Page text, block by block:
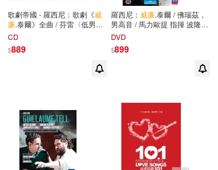
歌劇帝國 - 羅西尼：歌劇《威
廉.泰爾》全曲 / 芬雷〈低男中
音〉勒米厄〈女低音〉葉列娜.
斯特拉姆〈女高音〉約翰.奧斯
朋〈男高音〉卡頓〈男中音〉
馬修.羅斯〈男低音〉/ 帕帕諾
Antonio Pappano (3CD))
CD
$889
羅西尼： 威廉.泰爾 / 佛瑞茲，
男高音 / 馬力歐提 指揮 波隆納
劇院管弦樂團&合唱團
/ Orchestra e Coro del Teatro
Conductor Michele Mariotti)
DVD
$899